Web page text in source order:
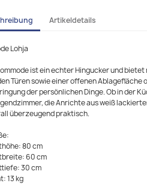
Artikeldetails
Lohja
ist ein echter Hingucker und
Türen sowie einer offenen Ablagefläche
der persönlichen Dinge. Ob in der
die Anrichte aus weiß
überzeugend praktisch.
80 cm
60 cm
30 cm
13 kg